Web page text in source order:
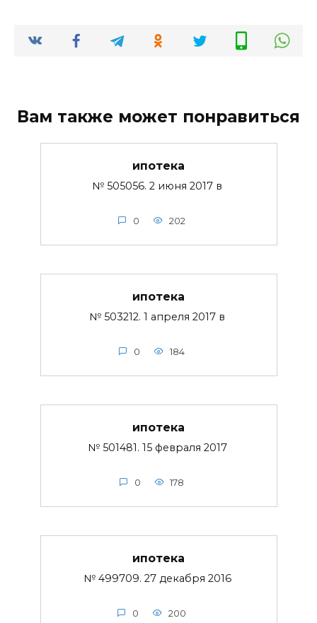
Вам также может понравиться
ипотека
№ 505056. 2 июня 2017 в
0 202
ипотека
№ 503212. 1 апреля 2017 в
0 184
ипотека
№ 501481. 15 февраля 2017
0 178
ипотека
№ 499709. 27 декабря 2016
0 200